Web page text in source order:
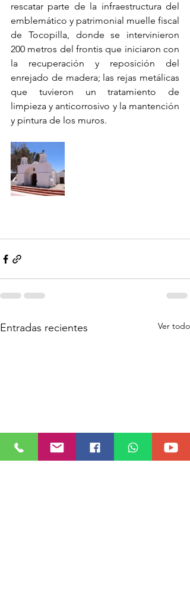
rescatar parte de la infraestructura del
emblemático y patrimonial muelle fiscal
de Tocopilla, donde se intervinieron
200 metros del frontis que iniciaron con
la recuperación y reposición del
enrejado de madera; las rejas metálicas
que tuvieron un tratamiento de
limpieza y anticorrosivo y la mantención
y pintura de los muros.
Entradas recientes Ver todo